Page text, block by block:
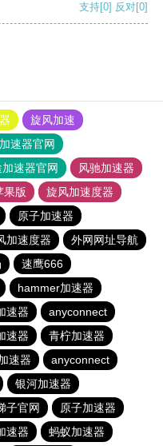
支持[0] 反对[0]
旋风加速
速器官网
速器官网
风驰加速器
果版
旋风加速度器
原子加速器
加速度器
外网网址导航
速鹰666
hammer加速器
速器
anyconnect
速器
青柠加速器
速器
anyconnect
银河加速器
子官网
原子加速器
速器 蚂蚁加速器